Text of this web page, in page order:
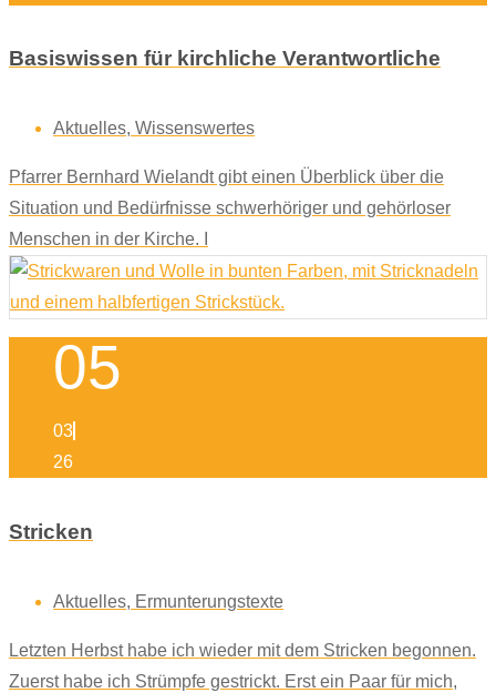
Basiswissen für kirchliche Verantwortliche
Aktuelles, Wissenswertes
Pfarrer Bernhard Wielandt gibt einen Überblick über die
Situation und Bedürfnisse schwerhöriger und gehörloser
Menschen in der Kirche. I
05
03
26
Stricken
Aktuelles, Ermunterungstexte
Letzten Herbst habe ich wieder mit dem Stricken begonnen.
Zuerst habe ich Strümpfe gestrickt. Erst ein Paar für mich,